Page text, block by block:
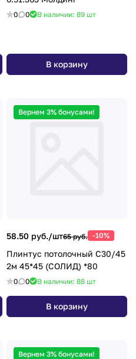
0 0 В наличии: 89 шт
В корзину
Вернем 3% бонусами!
58.50 руб./шт65 руб. -10%
Плинтус потолочный С30/45
2м 45*45 (СОЛИД) *80
0 0 В наличии: 88 шт
В корзину
Вернем 3% бонусами!